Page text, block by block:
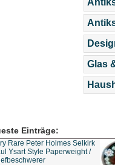
Glas
Einträge:
Rare Peter Holmes Selkirk
Ysart Style Paperweight /